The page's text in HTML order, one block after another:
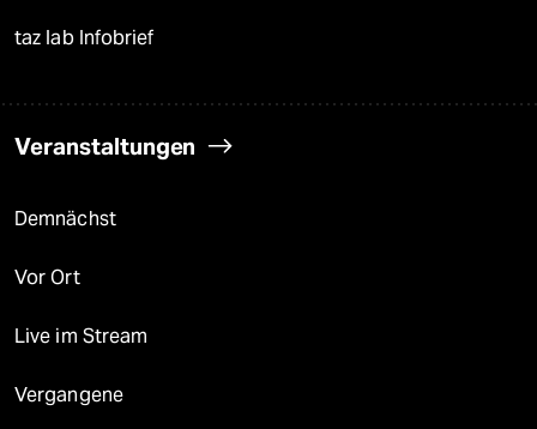
taz lab Infobrief
Veranstaltungen
Demnächst
Vor Ort
Live im Stream
Vergangene